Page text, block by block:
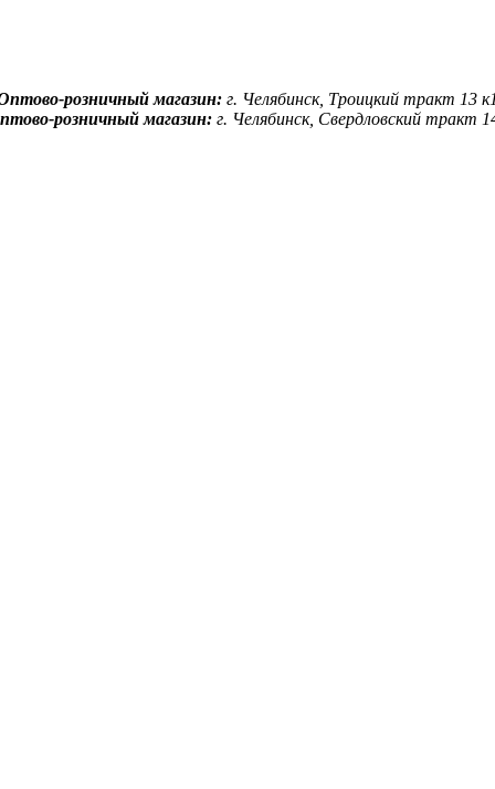
розничный магазин: г. Челябинск, Троицкий тракт 13
розничный магазин:г. Челябинск, Свердловский тракт